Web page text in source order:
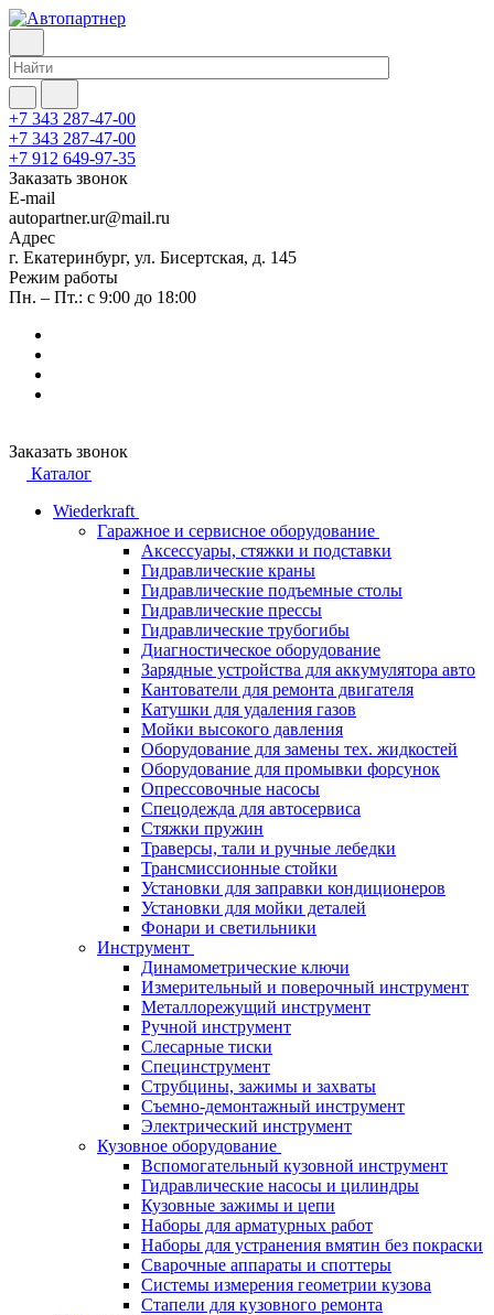
+7 343 287-47-00
+7 343 287-47-00
+7 912 649-97-35
Заказать звонок
E-mail
autopartner.ur@mail.ru
Адрес
г. Екатеринбург, ул. Бисертская, д. 145
Режим работы
Пн. – Пт.: с 9:00 до 18:00
Заказать звонок
Каталог
Wiederkraft
Гаражное и сервисное оборудование
Аксессуары, стяжки и подставки
Гидравлические краны
Гидравлические подъемные столы
Гидравлические прессы
Гидравлические трубогибы
Диагностическое оборудование
Зарядные устройства для аккумулятора авто
Кантователи для ремонта двигателя
Катушки для удаления газов
Мойки высокого давления
Оборудование для замены тех. жидкостей
Оборудование для промывки форсунок
Опрессовочные насосы
Спецодежда для автосервиса
Стяжки пружин
Траверсы, тали и ручные лебедки
Трансмиссионные стойки
Установки для заправки кондиционеров
Установки для мойки деталей
Фонари и светильники
Инструмент
Динамометрические ключи
Измерительный и поверочный инструмент
Металлорежущий инструмент
Ручной инструмент
Слесарные тиски
Специнструмент
Струбцины, зажимы и захваты
Съемно-демонтажный инструмент
Электрический инструмент
Кузовное оборудование
Вспомогательный кузовной инструмент
Гидравлические насосы и цилиндры
Кузовные зажимы и цепи
Наборы для арматурных работ
Наборы для устранения вмятин без покраски
Сварочные аппараты и споттеры
Системы измерения геометрии кузова
Стапели для кузовного ремонта